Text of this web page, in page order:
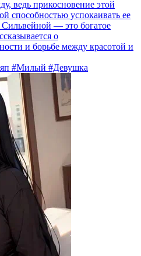
ведь прикосновение этой
способностью успокаивать ее
— это богатое
о
и борьбе между красотой и
#Милый #Девушка